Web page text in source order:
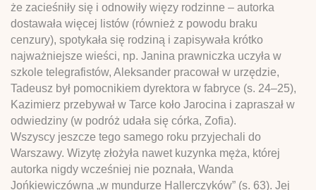
że zacieśniły się i odnowiły więzy rodzinne – autorka
dostawała więcej listów (również z powodu braku
cenzury), spotykała się rodziną i zapisywała krótko
najważniejsze wieści, np. Janina prawniczka uczyła w
szkole telegrafistów, Aleksander pracował w urzędzie,
Tadeusz był pomocnikiem dyrektora w fabryce (s. 24–25),
Kazimierz przebywał w Tarce koło Jarocina i zapraszał w
odwiedziny (w podróż udała się córka, Zofia).
Wszyscy jeszcze tego samego roku przyjechali do
Warszawy. Wizytę złożyła nawet kuzynka męża, której
autorka nigdy wcześniej nie poznała, Wanda
Jońkiewiczówna „w mundurze Hallerczyków” (s. 63). Jej